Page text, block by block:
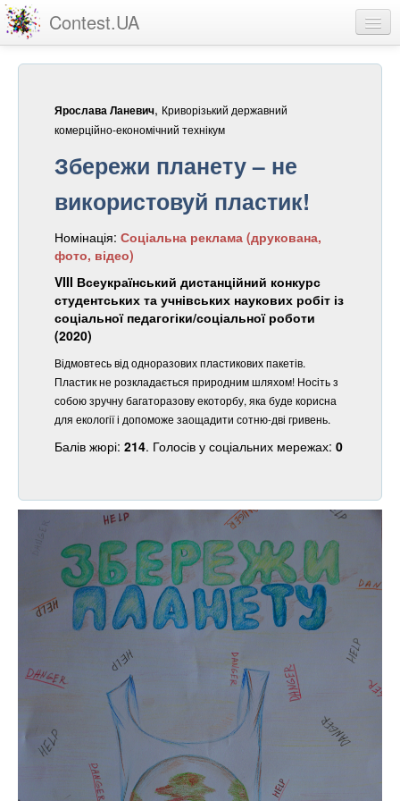
Contest.UA
Статистика
Про проект
реєстрація
Ярослава Ланевич, Криворізький державний
комерційно-економічний технікум
Збережи планету – не
використовуй пластик!
Номінація: Соціальна реклама (друкована,
фото, відео)
VIII Всеукраїнський дистанційний конкурс
студентських та учнівських наукових робіт із
соціальної педагогіки/соціальної роботи
(2020)
Відмовтесь від одноразових пластикових пакетів.
Пластик не розкладається природним шляхом! Носіть з
собою зручну багаторазову екоторбу, яка буде корисна
для екології і допоможе заощадити сотню-дві гривень.
Балів жюрі: 214. Голосів у соціальних мережах: 0